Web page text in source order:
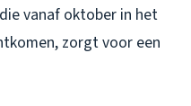
vanaf oktober in het
zorgt voor een